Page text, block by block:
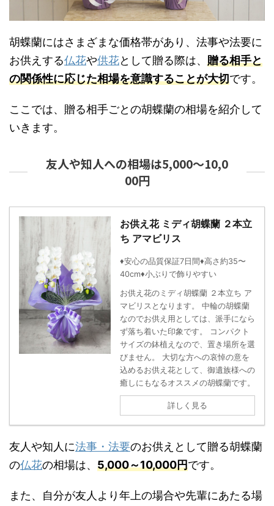
胡蝶蘭にはさまざまな価格帯があり、法事や法要に
お供えする仏花や供花として贈る際は、 贈る相手と
の関係性に応じた相場を意識することが大切です。
ここでは、贈る相手ごとの胡蝶蘭の相場を紹介して
いきます。
友人や知人への相場は5,000～10,0
00円
お供え花 ミディ胡蝶蘭 ２本立
ち アマビリス
♦安心の品質保証7日間♦高さ約35〜
40cm♦小ぶりで飾りやすい
お供え花のミディ胡蝶蘭 ２本立ち ア
マビリスとなります。 中輪の胡蝶蘭
なのでお供え用としては、派手になら
ず落ち着いた印象です。 コンパクト
サイズの鉢植えなので、置き場所を選
びません。 大切な方への哀悼の意を
込めるお供え花として、御遺族様への
癒しにもなるオススメの胡蝶蘭です。
詳しく見る
友人や知人に法事・法要のお供えとして贈る胡蝶蘭
の仏花の相場は、 5,000～10,000円です。
また、自分が友人より年上の場合や先輩にあたる場